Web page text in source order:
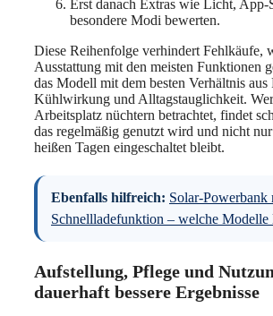
Erst danach Extras wie Licht, App-
besondere Modi bewerten.
Diese Reihenfolge verhindert Fehlkäufe,
Ausstattung mit den meisten Funktionen
das Modell mit dem besten Verhältnis aus
Kühlwirkung und Alltagstauglichkeit.
Arbeitsplatz nüchtern betrachtet, findet
das regelmäßig genutzt wird und nicht
heißen Tagen eingeschaltet bleibt.
Ebenfalls hilfreich: Solar-Powerbank
Schnellladefunktion – welche Modelle
Aufstellung, Pflege und
dauerhaft bessere Ergebnisse